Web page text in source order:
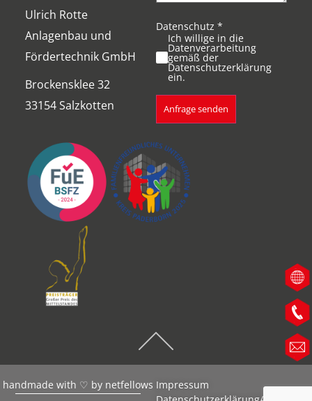
Ulrich Rotte
Anlagenbau und
Fördertechnik GmbH
Brockensklee 32
33154 Salzkotten
Datenschutz *
Ich willige in die
Datenverarbeitung
gemäß der
Datenschutzerklärung
ein.
Anfrage senden
handmade with ♡ by netfellows Impressum